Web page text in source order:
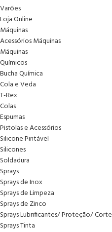
Varões
Loja Online
Máquinas
Acessórios Máquinas
Máquinas
Químicos
Bucha Química
Cola e Veda
T-Rex
Colas
Espumas
Pistolas e Acessórios
Silicone Pintável
Silicones
Soldadura
Sprays
Sprays de Inox
Sprays de Limpeza
Sprays de Zinco
Sprays Lubrificantes/ Proteção/ Corte
Sprays Tinta